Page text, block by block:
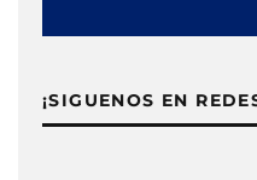
¡SIGUENOS EN